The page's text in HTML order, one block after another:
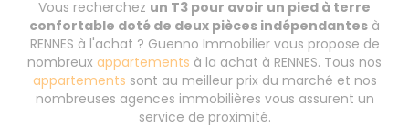
Vous recherchez un T3 pour avoir un pied à terre
confortable doté de deux pièces indépendantes à
RENNES à l'achat ? Guenno Immobilier vous propose de
nombreux appartements à la achat à RENNES. Tous nos
appartements sont au meilleur prix du marché et nos
nombreuses agences immobilières vous assurent un
service de proximité.